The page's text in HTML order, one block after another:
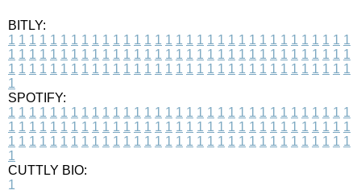
BITLY:
1 1 1 1 1 1 1 1 1 1 1 1 1 1 1 1 1 1 1 1 1 1 1 1 1 1 1 1 1 1 1 1 1
1 1 1 1 1 1 1 1 1 1 1 1 1 1 1 1 1 1 1 1 1 1 1 1 1 1 1 1 1 1 1 1 1
1 1 1 1 1 1 1 1 1 1 1 1 1 1 1 1 1 1 1 1 1 1 1 1 1 1 1 1 1 1 1 1 1
1
SPOTIFY:
1 1 1 1 1 1 1 1 1 1 1 1 1 1 1 1 1 1 1 1 1 1 1 1 1 1 1 1 1 1 1 1 1
1 1 1 1 1 1 1 1 1 1 1 1 1 1 1 1 1 1 1 1 1 1 1 1 1 1 1 1 1 1 1 1 1
1 1 1 1 1 1 1 1 1 1 1 1 1 1 1 1 1 1 1 1 1 1 1 1 1 1 1 1 1 1 1 1 1
1
CUTTLY BIO:
1